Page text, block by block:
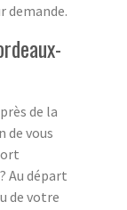
demande.
de la
de vous
Au départ
de votre